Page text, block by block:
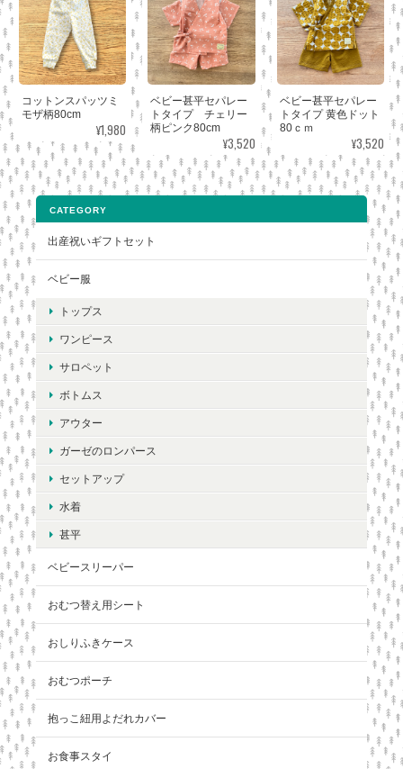
コットンスパッツミ
モザ柄80cm
¥1,980
ベビー甚平セパレー
トタイプ チェリー
柄ピンク80cm
¥3,520
ベビー甚平セパレー
トタイプ 黄色ドット
80ｃｍ
¥3,520
CATEGORY
出産祝いギフトセット
ベビー服
トップス
ワンピース
サロペット
ボトムス
アウター
ガーゼのロンパース
セットアップ
水着
甚平
ベビースリーパー
おむつ替え用シート
おしりふきケース
おむつポーチ
抱っこ紐用よだれカバー
お食事スタイ